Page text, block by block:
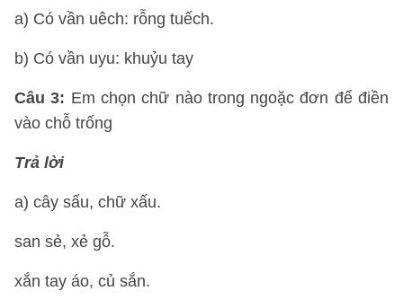
a) Có vần uêch: rỗng tuếch.
b) Có vần uyu: khuỷu tay
Câu 3: Em chọn chữ nào trong ngoặc đơn để điền
vào chỗ trống
Trả lời
a) cây sấu, chữ xấu.
san sẻ, xẻ gỗ.
xắn tay áo, củ sắn.